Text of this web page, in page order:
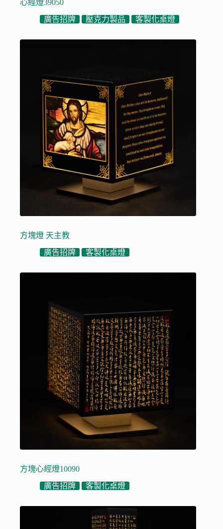
心經燈39050
廣告招牌
壓克力製品 客製化桌燈
方塊燈 天主教
廣告招牌
客製化桌燈
方塊心經燈10090
廣告招牌
客製化桌燈